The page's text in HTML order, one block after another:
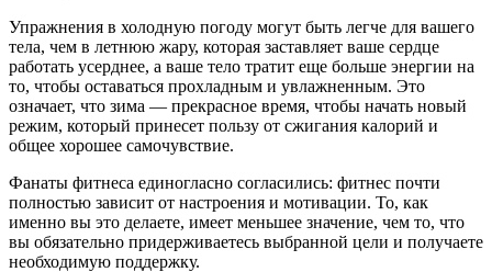
Упражнения в холодную погоду могут быть легче для вашего
тела, чем в летнюю жару, которая заставляет ваше сердце
работать усерднее, а ваше тело тратит еще больше энергии на
то, чтобы оставаться прохладным и увлажненным. Это
означает, что зима — прекрасное время, чтобы начать новый
режим, который принесет пользу от сжигания калорий и
общее хорошее самочувствие.
Фанаты фитнеса единогласно согласились: фитнес почти
полностью зависит от настроения и мотивации. То, как
именно вы это делаете, имеет меньшее значение, чем то, что
вы обязательно придерживаетесь выбранной цели и получаете
необходимую поддержку.